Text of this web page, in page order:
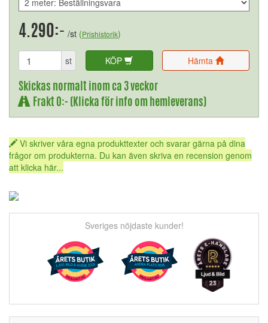
4.290:- /st (Prishistorik)
st KÖP Hämta
Skickas normalt inom ca 3 veckor
Frakt 0:- (Klicka för info om hemleverans)
Vi skriver våra egna produkttexter och svarar gärna på dina
frågor om produkterna. Du kan även skriva en recension genom
att klicka här...
Sveriges nöjdaste kunder!